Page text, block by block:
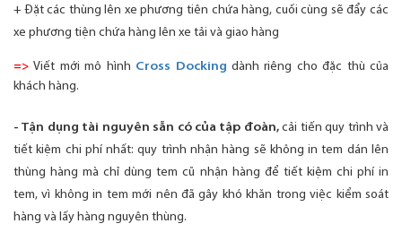
+ Đặt các thùng lên xe phương tiên chứa hàng, cuối cùng sẽ đẩy các
xe phương tiện chứa hàng lên xe tải và giao hàng
=> Viết mới mô hình Cross Docking dành riêng cho đặc thù của
khách hàng.
- Tận dụng tài nguyên sẵn có của tập đoàn,cải tiến quy trình và
tiết kiệm chi phí nhất: quy trình nhận hàng sẽ không in tem dán lên
thùng hàng màchỉ dùng tem cũ nhận hàng để tiết kiệm chi phí in
tem, vì không in tem mới nên đã gây khó khăn trong việc kiểm soát
hàng và lấy hàng nguyên thùng.